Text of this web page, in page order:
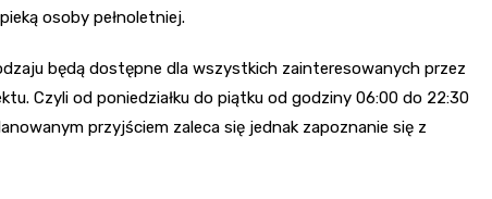
osoby pełnoletniej.
będą dostępne dla wszystkich zainteresowanych przez
Czyli od poniedziałku do piątku od godziny 06:00 do 22:30
przyjściem zaleca się jednak zapoznanie się z